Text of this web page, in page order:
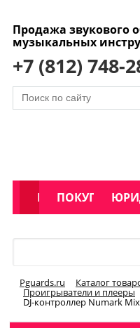
Продажа звукового
музыкальных
+7 (812) 748-
АКЦИИ
КАТАЛОГ
Pguards.ru Каталог
Проигрыватели и плееры
DJ-контроллер Numark